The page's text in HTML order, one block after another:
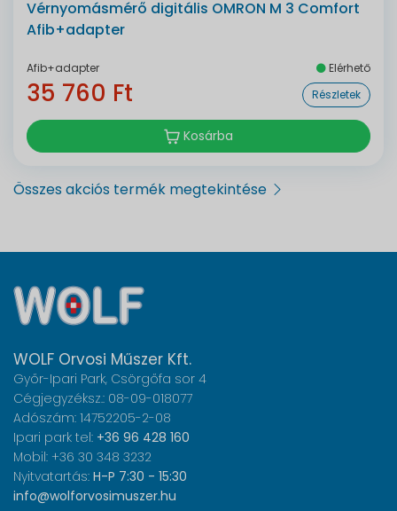
Vérnyomásmérő digitális OMRON M 3 Comfort
Afib+adapter
Afib+adapter Elérhető
35 760 Ft Részletek
Kosárba
Összes akciós termék megtekintése
WOLF Orvosi Műszer Kft.
Győr-Ipari Park, Csörgőfa sor 4
Cégjegyzéksz.: 08-09-018077
Adószám: 14752205-2-08
Ipari park tel: +36 96 428 160
Mobil: +36 30 348 3232
Nyitvatartás: H-P 7:30 - 15:30
info@wolforvosimuszer.hu